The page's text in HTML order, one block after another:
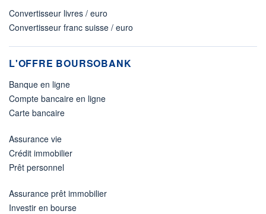
Convertisseur livres / euro
Convertisseur franc suisse / euro
L'OFFRE BOURSOBANK
Banque en ligne
Compte bancaire en ligne
Carte bancaire
Assurance vie
Crédit immobilier
Prêt personnel
Assurance prêt immobilier
Investir en bourse